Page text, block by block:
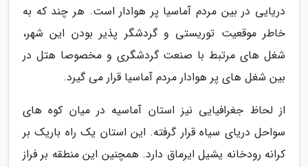
دریایی در بین مردم آماسیا پر هوادار است. هر چند که به
خاطر موقعیت توریستی و گردشگر پذیر بودن این شهر،
شغل های مرتبط با صنعت گردشگری و مخصوصا هتل در
بین شغل های پر هوادار مردم آماسیا قرار می گیرد.
از لحاظ جغرافیایی نیز استان آماسیه در میان کوه های
سواحل دریای سیاه قرار گرفته. این استان یک راه باریک بر
کرانه رودخانه یشیل ایرماق دارد. همچنین این منطقه بر فراز